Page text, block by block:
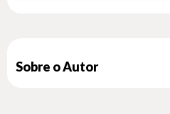
Sobre o Autor